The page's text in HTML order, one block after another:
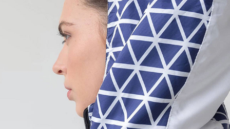
Branding indumentaria deportiva — Connect
2024